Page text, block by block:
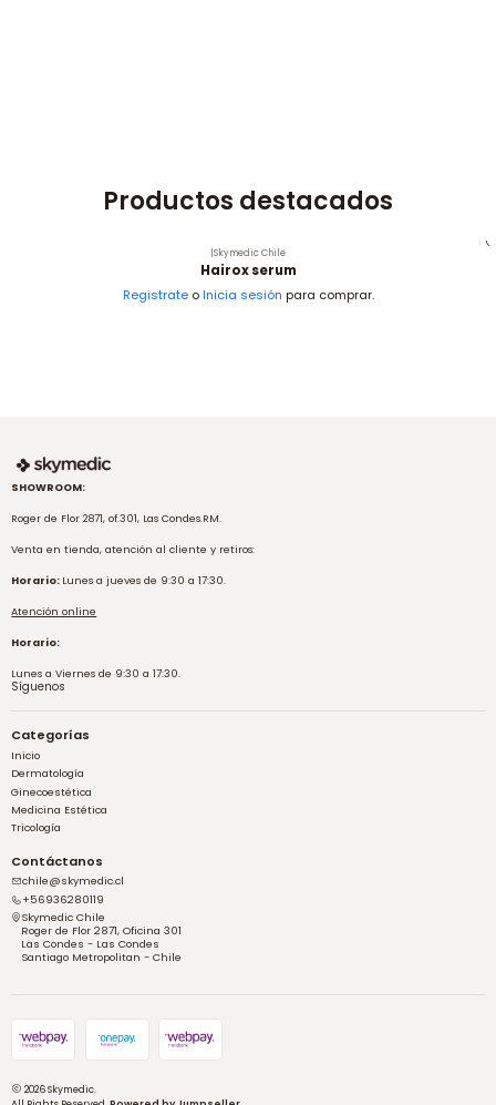
Productos destacados
|Skymedic Chile
Hairox serum
Registrateo Inicia sesión para comprar.
SHOWROOM:
Roger de Flor 2871, of.301, Las Condes.RM.
Venta en tienda, atención al cliente y retiros:
Horario: Lunes a jueves de 9:30 a 17:30.
Atención online
Horario:
Lunes a Viernes de 9:30 a 17:30.
Síguenos
Categorías
Inicio
Dermatología
Ginecoestética
Medicina Estética
Tricología
Contáctanos
chile@skymedic.cl
+56936280119
Skymedic Chile
Roger de Flor 2871, Oficina 301
Las Condes - Las Condes
Santiago Metropolitan - Chile
2026 Skymedic.